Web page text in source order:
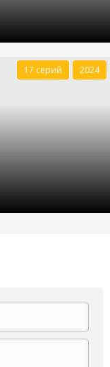
17 серий 2024